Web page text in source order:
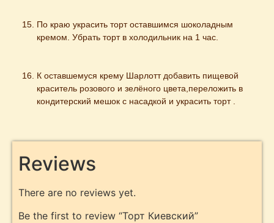
По краю украсить торт оставшимся шоколадным
кремом. Убрать торт в холодильник на 1 час.
К оставшемуся крему Шарлотт добавить пищевой
краситель розового и зелёного цвета,переложить в
кондитерский мешок с насадкой и украсить торт .
Reviews
There are no reviews yet.
Be the first to review “Торт Киевский”